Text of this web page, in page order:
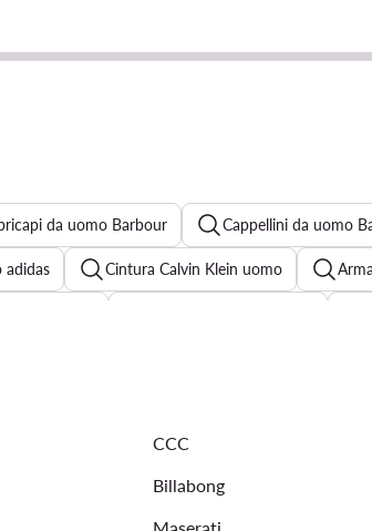
da uomo Barbour Cappellini da uomo
adidas Cintura Calvin Klein uomo
CCC
Billabong
Maserati